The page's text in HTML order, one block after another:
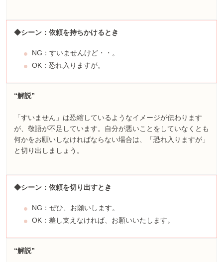
◆シーン：依頼を持ちかけるとき
NG：すいませんけど・・。
OK：恐れ入りますが。
“解説”
「すいません」は恐縮しているようなイメージが伝わります
が、敬語が不足しています。自分が悪いことをしていなくとも
何かをお願いしなければならない場合は、「恐れ入りますが」
と切り出しましょう。
◆シーン：依頼を切り出すとき
NG：ぜひ、お願いします。
OK：差し支えなければ、お願いいたします。
“解説”